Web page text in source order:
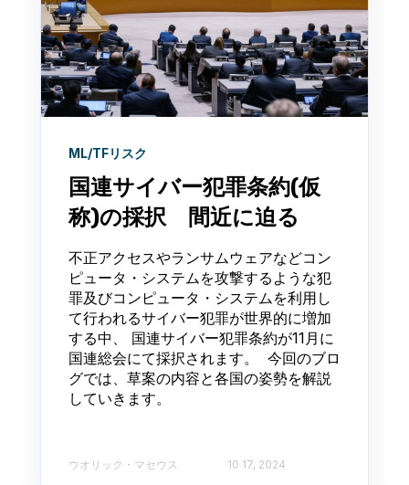
ML/TFリスク
国連サイバー犯罪条約(仮
称)の採択 間近に迫る
不正アクセスやランサムウェアなどコン
ピュータ・システムを攻撃するような犯
罪及びコンピュータ・システムを利用し
て行われるサイバー犯罪が世界的に増加
する中、 国連サイバー犯罪条約が11月に
国連総会にて採択されます。 今回のブロ
グでは、草案の内容と各国の姿勢を解説
していきます。
ウオリック・マセウス 10 17, 2024